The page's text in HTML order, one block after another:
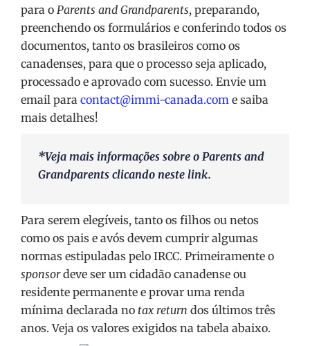
para o Parents and Grandparents, preparando,
preenchendo os formulários e conferindo todos os
documentos, tanto os brasileiros como os
canadenses, para que o processo seja aplicado,
processado e aprovado com sucesso. Envie um
email para contact@immi-canada.com e saiba
mais detalhes!
*Veja mais informações sobre o Parents and
Grandparents clicando neste link.
Para serem elegíveis, tanto os filhos ou netos
como os pais e avós devem cumprir algumas
normas estipuladas pelo IRCC. Primeiramente o
sponsordeve ser um cidadão canadense ou
residente permanente e provar uma renda
mínima declarada no tax return dos últimos três
anos. Veja os valores exigidos na tabela abaixo.